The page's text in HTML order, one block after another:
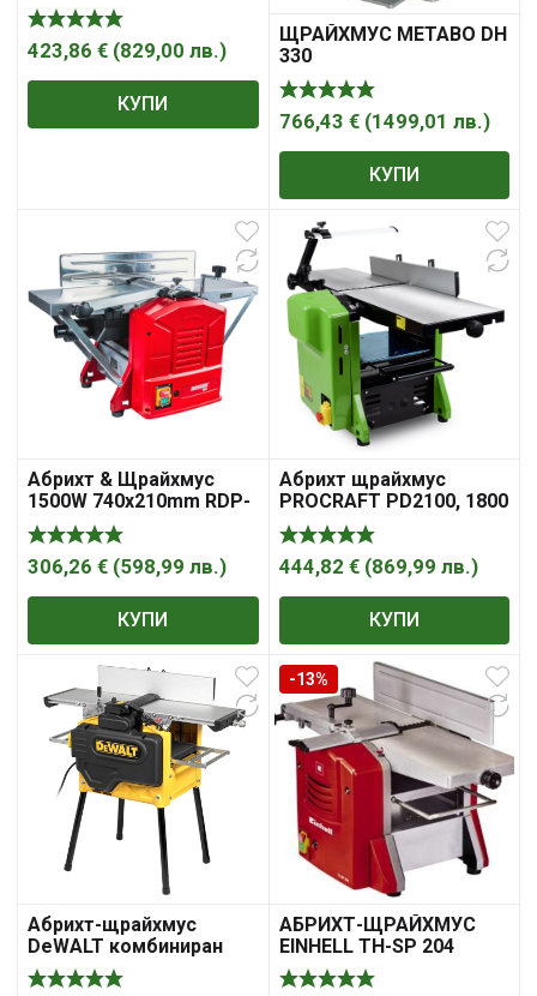
423,86 € (829,00 лв.)
КУПИ
ЩРАЙХМУС METABO DH
330
766,43 € (1499,01 лв.)
КУПИ
Абрихт & Щрайхмус
1500W 740x210mm RDP-
APT02
306,26 € (598,99 лв.)
КУПИ
Абрихт щрайхмус
PROCRAFT PD2100, 1800
W, височина 6-120 мм,
ширина 254 мм.
444,82 € (869,99 лв.)
КУПИ
Абрихт-щрайхмус
DeWALT комбиниран
2100 W, 6200 об./мин,
260 мм, D27300
-13%
АБРИХТ-ЩРАЙХМУС
EINHELL TH-SP 204